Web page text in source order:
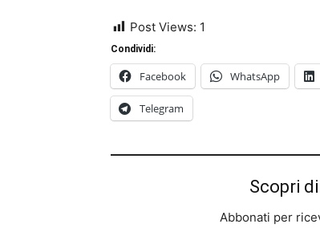
Post Views: 1
Condividi:
Facebook WhatsApp
Telegram
Scopri
Abbonati per